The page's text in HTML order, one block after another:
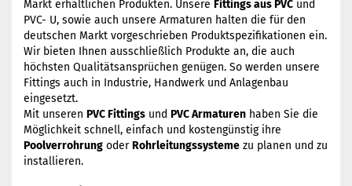
Markt erhältlichen Produkten. Unsere Fittings aus PVC und
PVC- U, sowie auch unsere Armaturen halten die für den
deutschen Markt vorgeschrieben Produktspezifikationen ein.
Wir bieten Ihnen ausschließlich Produkte an, die auch
höchsten Qualitätsansprüchen genügen. So werden unsere
Fittings auch in Industrie, Handwerk und Anlagenbau
eingesetzt.
Mit unseren PVC Fittings und PVC Armaturen haben Sie die
Möglichkeit schnell, einfach und kostengünstig ihre
Poolverrohrung oderRohrleitungssysteme zu planen und zu
installieren.